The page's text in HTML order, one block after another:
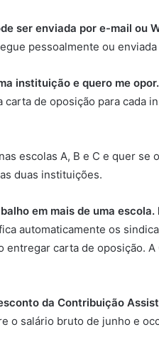
ser enviada por e-mail ou
pessoalmente ou
instituição e quero me
carta de oposição para cada
escolas A, B e C e quer
duas instituições.
em mais de uma
automaticamente os
entregar carta de oposição.
da Contribuição
o salário bruto de junho e